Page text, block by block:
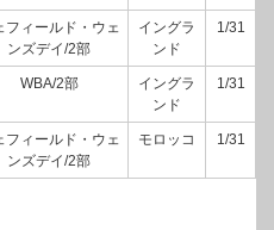
フィールド・ウェ
ンズデイ/2部
イングラ
ンド
1/31
WBA/2部
イングラ
ンド
1/31
フィールド・ウェ
ンズデイ/2部
モロッコ 1/31